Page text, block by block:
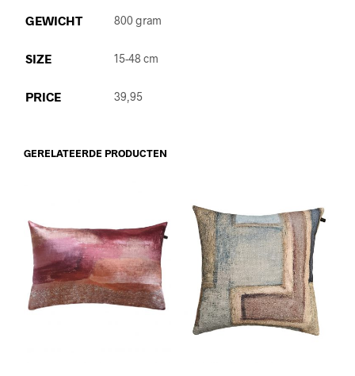
GEWICHT 800 gram
SIZE 15-48 cm
PRICE 39,95
GERELATEERDE PRODUCTEN